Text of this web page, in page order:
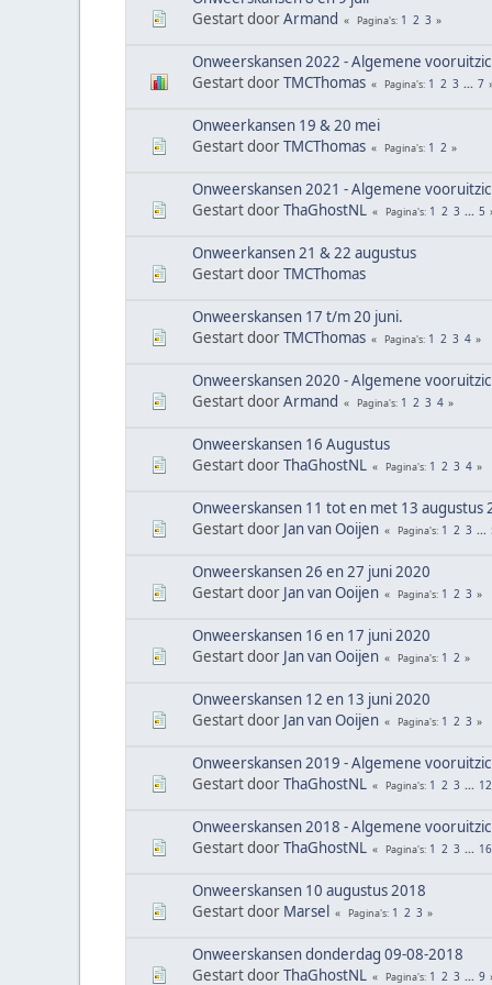
Gestart doorArmand Pagina's 1 2 3
Onweerskansen 2022 - Algemene
Gestart doorTMCThomas Pagina's 1 2 3 ... 7
Onweerkansen 19 & 20 mei
Gestart doorTMCThomas Pagina's 1 2
Onweerskansen 2021 - Algemene
Gestart doorThaGhostNL Pagina's 1 2 3 ... 5
Onweerkansen 21 & 22 augustus
Gestart doorTMCThomas
Onweerskansen 17 t/m 20 juni.
Gestart doorTMCThomas Pagina's 1 2 3 4
Onweerskansen 2020 - Algemene
Gestart doorArmand Pagina's 1 2 3 4
Onweerskansen 16 Augustus
Gestart doorThaGhostNL Pagina's 1 2 3 4
Onweerskansen 11 tot en met 13 augustus
Gestart door Jan van Ooijen Pagina's 1 2 3 ...
Onweerskansen 26 en 27 juni 2020
Gestart door Jan van Ooijen Pagina's 1 2 3
Onweerskansen 16 en 17 juni 2020
Gestart door Jan van Ooijen Pagina's 1 2
Onweerskansen 12 en 13 juni 2020
Gestart door Jan van Ooijen Pagina's 1 2 3
Onweerskansen 2019 - Algemene
Gestart doorThaGhostNL Pagina's 1 2 3 ... 12
Onweerskansen 2018 - Algemene
Gestart doorThaGhostNL Pagina's 1 2 3 ... 16
Onweerskansen 10 augustus 2018
Gestart door Marsel Pagina's 1 2 3
Onweerskansen donderdag 09-08-2018
Gestart doorThaGhostNL Pagina's 1 2 3 ... 9